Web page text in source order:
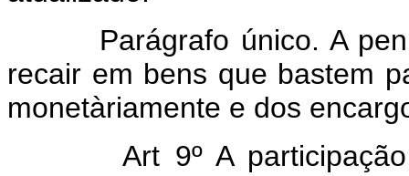
Parágrafo único. A
recair em bens que bastem
monetàriamente e dos
Art 9º A